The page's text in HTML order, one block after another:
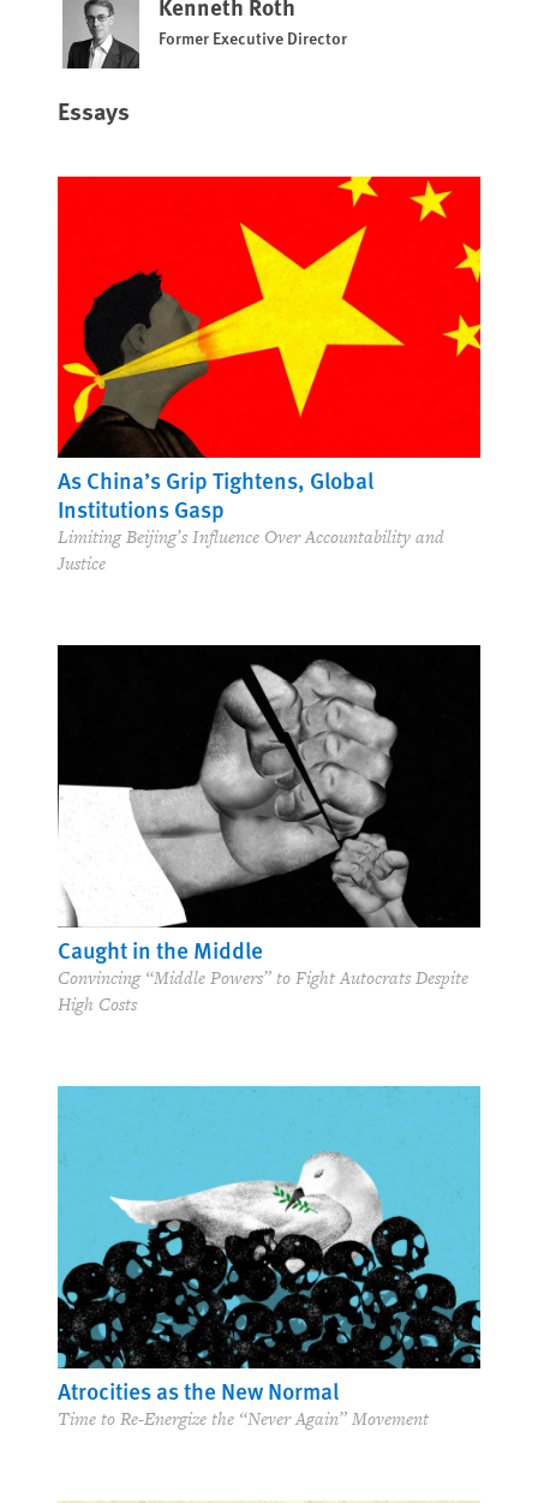
Former Executive Director
Essays
As China’s Grip Tightens, Global
Institutions Gasp
Limiting Beijing’s Influence Over Accountability and
Justice
Caught in the Middle
Convincing “Middle Powers” to Fight Autocrats Despite
High Costs
Atrocities as the New Normal
Time to Re-Energize the “Never Again” Movement